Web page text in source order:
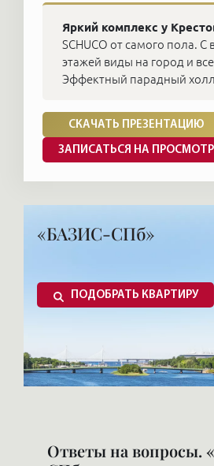
Яркий комплекс у
SCHUCO от самого пола. С
этажей виды на город и
Эффектный парадный
СКАЧАТЬ ПРЕЗЕНТАЦИЮ
ЗАПИСАТЬСЯ НА ПРОСМОТР
«БАЗИС-СПб»
ПОДОБРАТЬ КВАРТИРУ
Ответы на вопросы.